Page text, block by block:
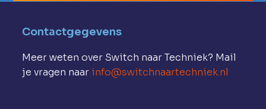
Contactgegevens
Meer weten over Switch naar Techniek? Mail
je vragen naar info@switchnaartechniek.nl